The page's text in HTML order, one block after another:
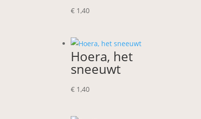
€ 1,40
Hoera, het
sneeuwt
€ 1,40